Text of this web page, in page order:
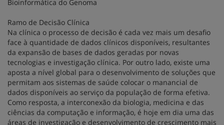
Bioinformática do Genoma
Ramo de Decisão Clínica
Na clínica o processo de decisão é cada vez mais um desafio
face à quantidade de dados clínicos disponíveis, resultantes
da expansão de bases de dados geradas por novas
tecnologias e investigação clínica. Por outro lado, existe uma
aposta a nível global para o desenvolvimento de soluções que
permitam aos sistemas de saúde colocar o manancial de
dados disponíveis ao serviço da população de forma efetiva.
Como resposta, a interconexão da biologia, medicina e das
ciências da computação e informação, é hoje em dia uma das
áreas de investigação e desenvolvimento de crescimento mais